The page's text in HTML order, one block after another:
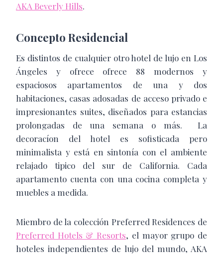
AKA Beverly Hills.
Concepto Residencial
Es distintos de cualquier otro hotel de lujo en Los
Ángeles y ofrece ofrece 88 modernos y
espaciosos apartamentos de una y dos
habitaciones, casas adosadas de acceso privado e
impresionantes suites, diseñados para estancias
prolongadas de una semana o más. La
decoracíon del hotel es sofisticada pero
minimalista y está en sintonía con el ambiente
relajado tipico del sur de California. Cada
apartamento cuenta con una cocina completa y
muebles a medida.
Miembro de la colección Preferred Residences de
Preferred Hotels & Resorts, el mayor grupo de
hoteles independientes de lujo del mundo, AKA